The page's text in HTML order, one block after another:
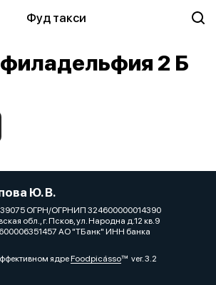
Фуд такси
филадельфия 2 Б
Ю. В.
ОГРН/ОГРНИП 324600000014390
обл., г. Псков, ул. Народна д.12 кв.9
АО "ТБанк" ИНН банка
ядреFoodpicássover. 3.2